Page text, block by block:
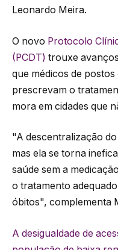
Leonardo Meira.
O novo Protocolo
(PCDT) trouxe
que médicos de
prescrevam o
mora em cidades que
"A descentralização
mas ela se torna
saúde sem a
o tratamento
óbitos", complementa
A desigualdade de